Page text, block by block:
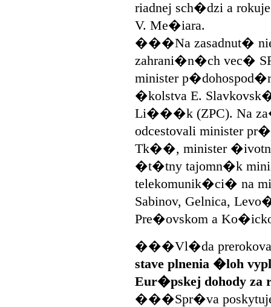
riadnej sch�dzi a
V. Me�iara.
���Na zasadnut�
zahrani�n�ch vec�
minister
�kolstva E.
Li���k (ZPC). Na
odcestovali minister
Tk��, minister
�t�tny tajomn�k
telekomunik�ci� na
Sabinov, Gelnica,
Pre�ovskom a
���Vl�da
stave plnenia �loh
Eur�pskej dohody za
���Spr�va